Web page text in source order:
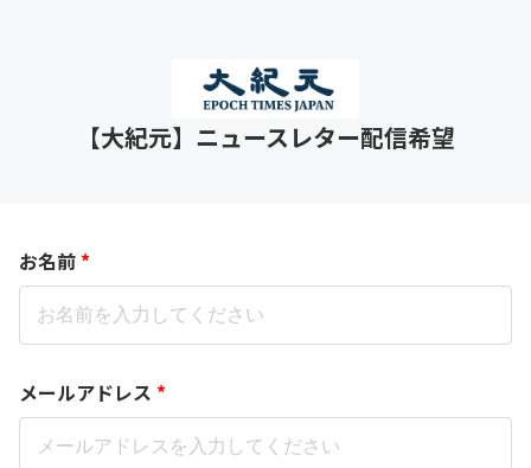
【大紀元】ニュースレター配信希望
お名前 *
メールアドレス *